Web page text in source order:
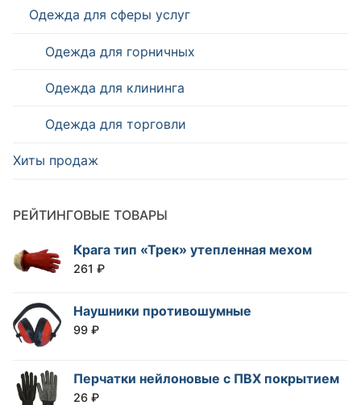
Одежда для сферы услуг
Одежда для горничных
Одежда для клининга
Одежда для торговли
Хиты продаж
РЕЙТИНГОВЫЕ ТОВАРЫ
Крага тип «Трек» утепленная мехом
261 ₽
Наушники противошумные
99 ₽
Перчатки нейлоновые с ПВХ покрытием
26 ₽